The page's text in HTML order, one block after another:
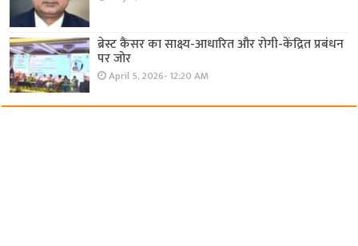
ब्रेस्ट कैंसर का साक्ष्य-आधारित और रोगी-केंद्रित प्रबंधन
पर जोर
April 5, 2026- 12:20 AM